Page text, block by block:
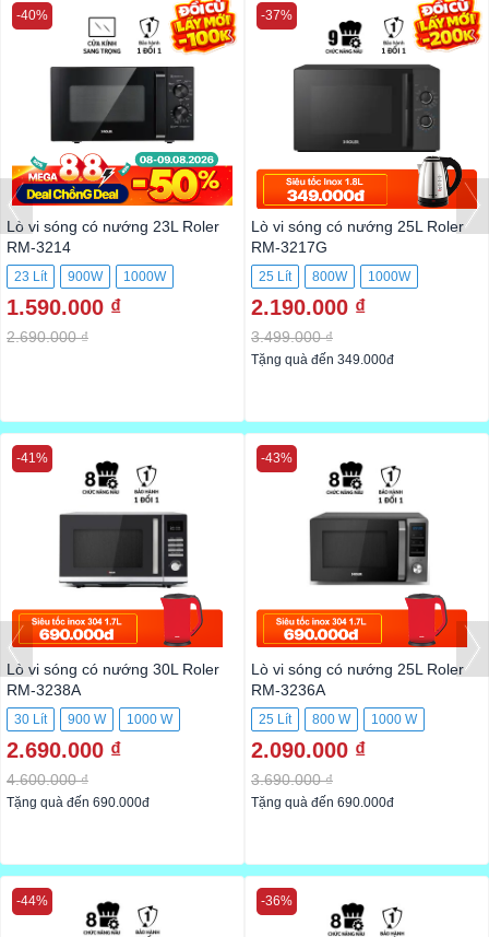
Lò vi sóng có nướng 23L Roler
RM-3214
23 Lít 900W 1000W
1.590.000 ₫
2.690.000 ₫
-40%
Lò vi sóng có nướng 25L Roler
RM-3217G
25 Lít 800W 1000W
2.190.000 ₫
3.499.000 ₫
-37%
Tặng quà đến 349.000đ
Lò vi sóng có nướng 30L Roler
RM-3238A
30 Lít 900 W 1000 W
2.690.000 ₫
4.600.000 ₫
-41%
Tặng quà đến 690.000đ
Lò vi sóng có nướng 25L Roler
RM-3236A
25 Lít 800 W 1000 W
2.090.000 ₫
3.690.000 ₫
-43%
Tặng quà đến 690.000đ
-44% -36%